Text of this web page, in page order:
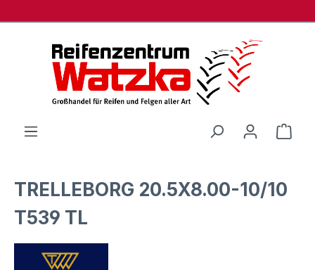
TRELLEBORG 20.5X8.00-10/10
T539 TL